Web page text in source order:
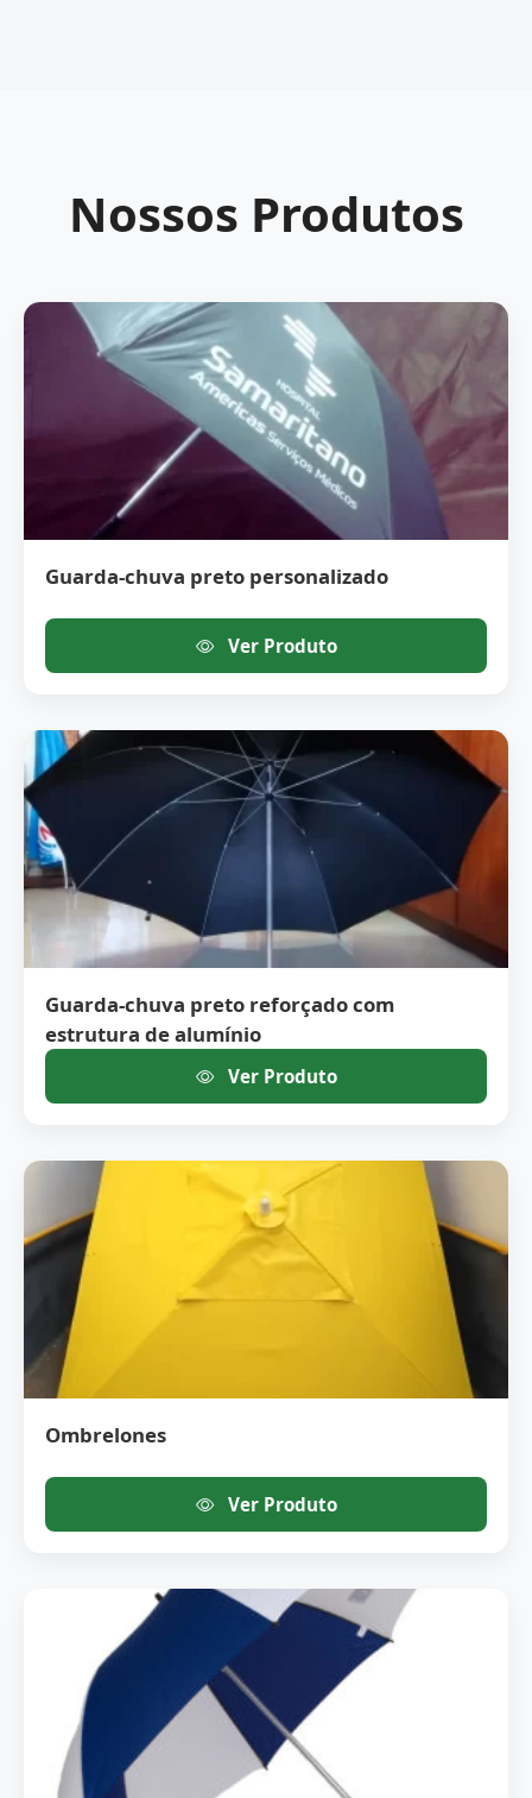
Nossos Produtos
Guarda-chuva preto personalizado
Ver Produto
Guarda-chuva preto reforçado com
estrutura de alumínio
Ver Produto
Ombrelones
Ver Produto